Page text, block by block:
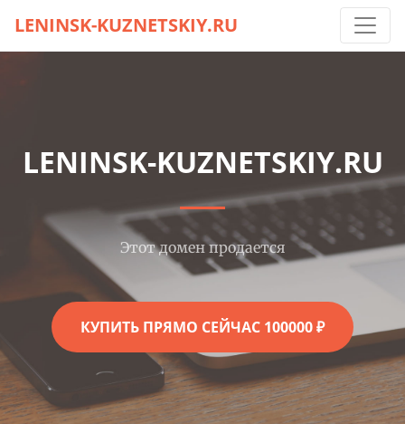
LENINSK-KUZNETSKIY.RU
LENINSK-KUZNETSKIY.RU
Этот домен продается
КУПИТЬ ПРЯМО СЕЙЧАС 100000 ₽